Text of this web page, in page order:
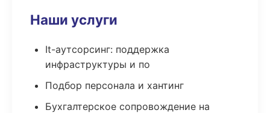
Наши услуги
It-аутсорсинг: поддержка
инфраструктуры и по
Подбор персонала и хантинг
Бухгалтерское сопровождение на